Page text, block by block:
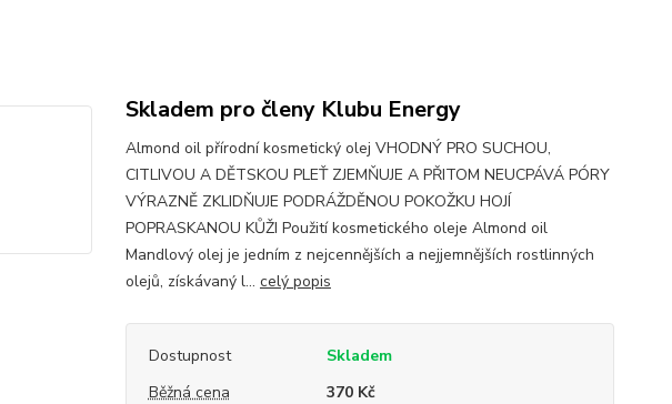
Skladem pro členy Klubu Energy
Almond oil přírodní kosmetický olej VHODNÝ PRO SUCHOU,
CITLIVOU A DĚTSKOU PLEŤ ZJEMŇUJE A PŘITOM NEUCPÁVÁ PÓRY
VÝRAZNĚ ZKLIDŇUJE PODRÁŽDĚNOU POKOŽKU HOJÍ
POPRASKANOU KŮŽI Použití kosmetického oleje Almond oil
Mandlový olej je jedním z nejcennějších a nejjemnějších rostlinných
olejů, získávaný l... celý popis
Dostupnost
Skladem
Běžná cena
370 Kč